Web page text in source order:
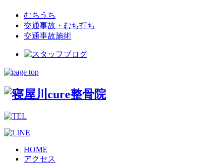
むちうち
交通事故・むち打ち
交通事故施術
HOME
アクセス